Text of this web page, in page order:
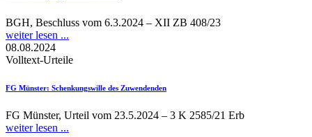
BGH, Beschluss vom 6.3.2024 – XII ZB 408/23
weiter lesen ...
08.08.2024
Volltext-Urteile
FG Münster: Schenkungswille des Zuwendenden
FG Münster, Urteil vom 23.5.2024 – 3 K 2585/21 Erb
weiter lesen ...